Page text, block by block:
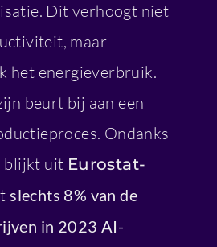
Dit verhoogt niet
maar
het energieverbruik.
beurt bij aan een
Ondanks
blijkt uit Eurostat-
slechts 8% van de
in 2023 AI-